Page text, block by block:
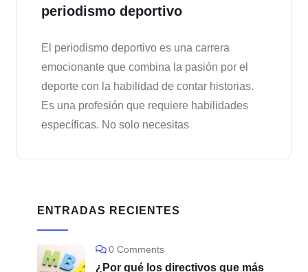
periodismo deportivo
El periodismo deportivo es una carrera
emocionante que combina la pasión por el
deporte con la habilidad de contar historias.
Es una profesión que requiere habilidades
específicas. No solo necesitas
ENTRADAS RECIENTES
0 Comments
¿Por qué los directivos que más